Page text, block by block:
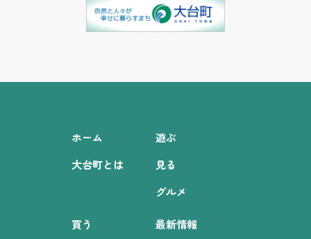
ホーム
大台町とは
遊ぶ
見る
グルメ
買う
最新情報